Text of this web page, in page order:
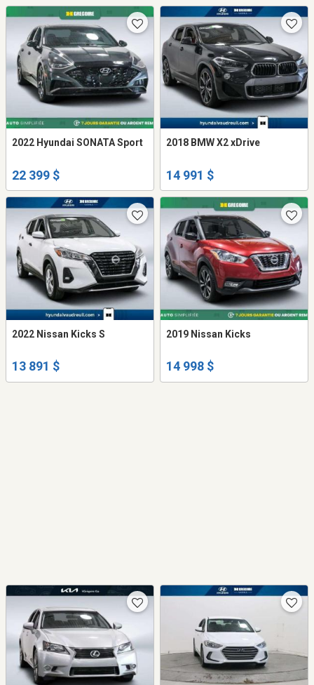
2022 Hyundai SONATA Sport
22 399 $
2018 BMW X2 xDrive
14 991 $
2022 Nissan Kicks S
13 891 $
2019 Nissan Kicks
14 998 $